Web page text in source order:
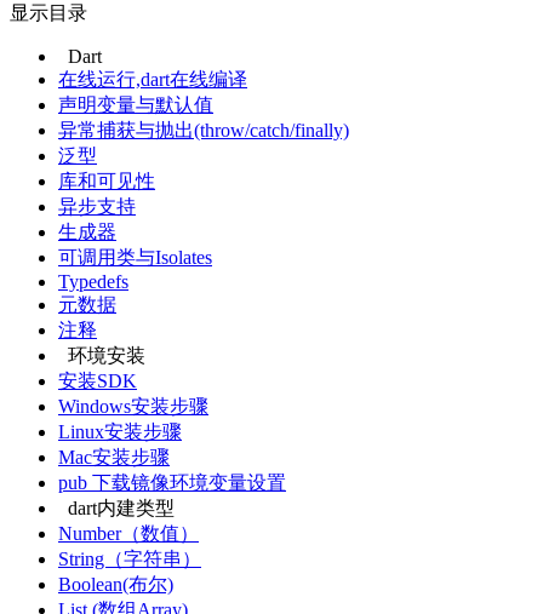
显示目录
Dart
在线运行,dart在线编译
声明变量与默认值
异常捕获与抛出(throw/catch/finally)
泛型
库和可见性
异步支持
生成器
可调用类与Isolates
Typedefs
元数据
注释
环境安装
安装SDK
Windows安装步骤
Linux安装步骤
Mac安装步骤
pub 下载镜像环境变量设置
dart内建类型
Number（数值）
String（字符串）
Boolean(布尔)